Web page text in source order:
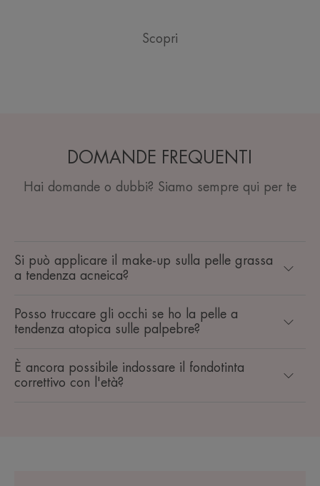
Scopri
DOMANDE FREQUENTI
Hai domande o dubbi? Siamo sempre qui per te
Si può applicare il make-up sulla pelle grassa
a tendenza acneica?
Posso truccare gli occhi se ho la pelle a
tendenza atopica sulle palpebre?
È ancora possibile indossare il fondotinta
correttivo con l'età?